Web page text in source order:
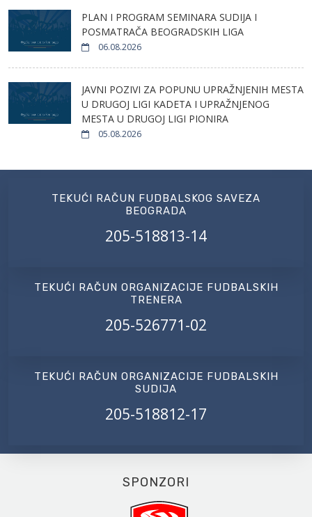
PLAN I PROGRAM SEMINARA SUDIJA I
POSMATRAČA BEOGRADSKIH LIGA
06.08.2026
JAVNI POZIVI ZA POPUNU UPRAŽNJENIH MESTA
U DRUGOJ LIGI KADETA I UPRAŽNJENOG
MESTA U DRUGOJ LIGI PIONIRA
05.08.2026
TEKUĆI RAČUN FUDBALSKOG SAVEZA
BEOGRADA
205-518813-14
TEKUĆI RAČUN ORGANIZACIJE FUDBALSKIH
TRENERA
205-526771-02
TEKUĆI RAČUN ORGANIZACIJE FUDBALSKIH
SUDIJA
205-518812-17
SPONZORI